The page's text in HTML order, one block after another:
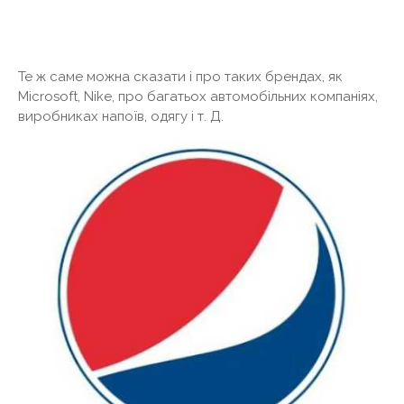
Те ж саме можна сказати і про таких брендах, як
Microsoft, Nike, про багатьох автомобільних компаніях,
виробниках напоїв, одягу і т. Д.